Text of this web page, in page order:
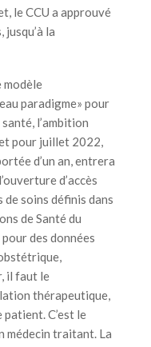
le CCU a approuvé
la
modèle
paradigme» pour
l’ambition
pour juillet 2022,
d’un an, entrera
d’accès
soins définis dans
de Santé du
des données
il faut le
thérapeutique,
C’est le
médecin traitant. La